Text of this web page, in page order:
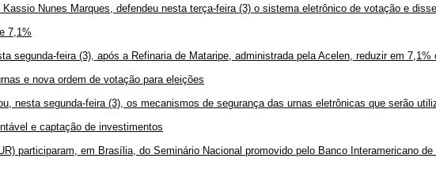
Nunes Marques, defendeu nesta terça-feira (3) o sistema eletrônico de votação e disse
7,1%
segunda-feira (3), após a Refinaria de Mataripe, administrada pela Acelen, reduzir em 7,1%
e nova ordem de votação para eleições
nesta segunda-feira (3), os mecanismos de segurança das urnas eletrônicas que serão
e captação de investimentos
participaram, em Brasília, do Seminário Nacional promovido pelo Banco Interamericano